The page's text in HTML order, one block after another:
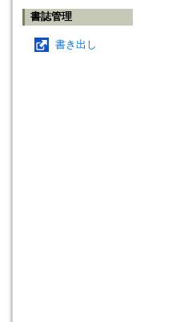
書誌管理
書き出し